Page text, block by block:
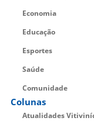
Economia
Educação
Esportes
Saúde
Comunidade
Colunas
Atualidades